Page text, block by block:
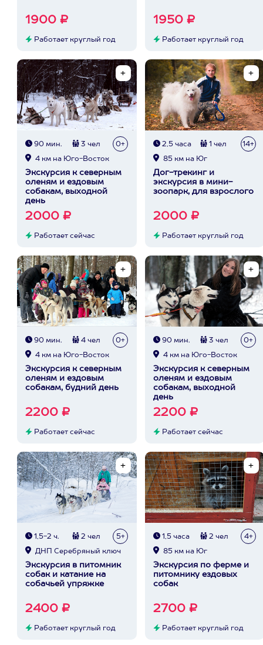
1900 ₽
Работает круглый год
1950 ₽
Работает круглый год
90 мин. 3 чел 0+
4 км на Юго-Восток
Экскурсия к северным
оленям и ездовым
собакам, выходной
день
2000 ₽
Работает сейчас
2,5 часа 1 чел 14+
85 км на Юг
Дог-трекинг и
экскурсия в мини-
зоопарк, для взрослого
2000 ₽
Работает круглый год
90 мин. 4 чел 0+
4 км на Юго-Восток
Экскурсия к северным
оленям и ездовым
собакам, будний день
2200 ₽
Работает сейчас
90 мин. 3 чел 0+
4 км на Юго-Восток
Экскурсия к северным
оленям и ездовым
собакам, выходной
день
2200 ₽
Работает сейчас
1,5-2 ч. 2 чел 5+
ДНП Серебряный ключ
Экскурсия в питомник
собак и катание на
собачьей упряжке
2400 ₽
Работает круглый год
1,5 часа 2 чел 4+
85 км на Юг
Экскурсия по ферме и
питомнику ездовых
собак
2700 ₽
Работает круглый год